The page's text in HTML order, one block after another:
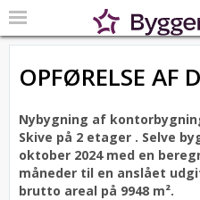
OPFØRELSE AF
Nybygning af
Skive på 2 etager . Selve
oktober 2024 med en
måneder til en anslået
brutto areal på 9948 m².